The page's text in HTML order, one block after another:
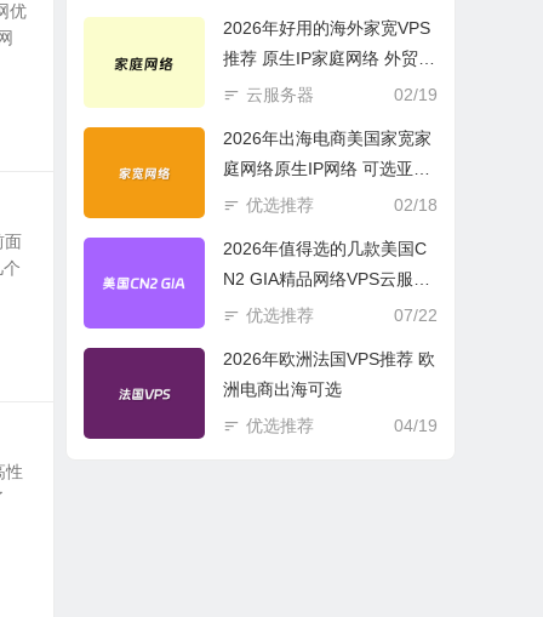
优
面
性
2026年好用的海外家宽VPS
推荐 原生IP家庭网络 外贸电
商必选
02/19
云服务器
2026年出海电商美国家宽家
庭网络原生IP网络 可选亚欧
美云服务器
02/18
优选推荐
2026年值得选的几款美国C
N2 GIA精品网络VPS云服务
器推荐
07/22
优选推荐
2026年欧洲法国VPS推荐 欧
洲电商出海可选
04/19
优选推荐